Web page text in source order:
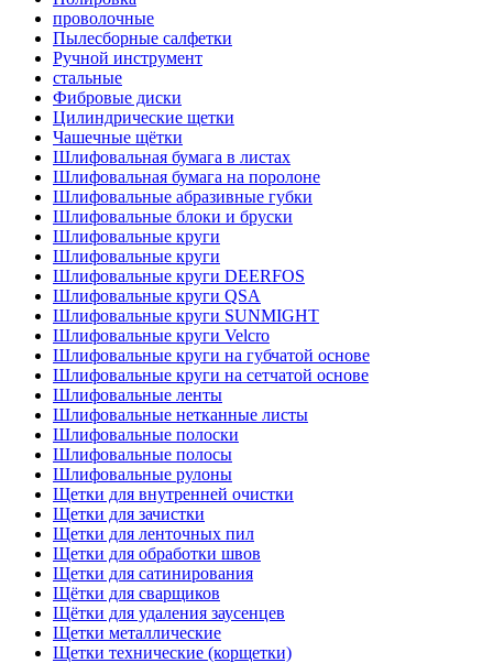
проволочные
Пылесборные салфетки
Ручной инструмент
стальные
Фибровые диски
Цилиндрические щетки
Чашечные щётки
Шлифовальная бумага в листах
Шлифовальная бумага на поролоне
Шлифовальные абразивные губки
Шлифовальные блоки и бруски
Шлифовальные круги
Шлифовальные круги
Шлифовальные круги DEERFOS
Шлифовальные круги QSA
Шлифовальные круги SUNMIGHT
Шлифовальные круги Velcro
Шлифовальные круги на губчатой основе
Шлифовальные круги на сетчатой основе
Шлифовальные ленты
Шлифовальные нетканные листы
Шлифовальные полоски
Шлифовальные полосы
Шлифовальные рулоны
Щетки для внутренней очистки
Щетки для зачистки
Щетки для ленточных пил
Щетки для обработки швов
Щетки для сатинирования
Щётки для сварщиков
Щётки для удаления заусенцев
Щетки металлические
Щетки технические (корщетки)